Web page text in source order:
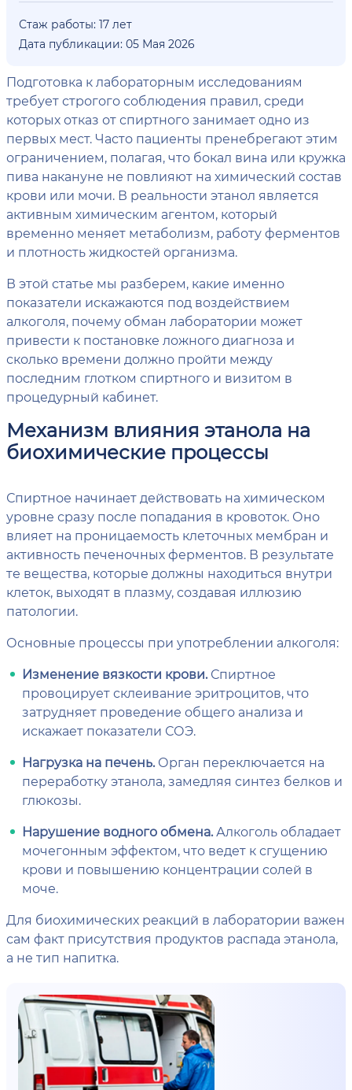
Стаж работы: 17 лет
Дата публикации: 05 Мая 2026
Подготовка к лабораторным исследованиям
требует строгого соблюдения правил, среди
которых отказ от спиртного занимает одно из
первых мест. Часто пациенты пренебрегают этим
ограничением, полагая, что бокал вина или кружка
пива накануне не повлияют на химический состав
крови или мочи. В реальности этанол является
активным химическим агентом, который
временно меняет метаболизм, работу ферментов
и плотность жидкостей организма.
В этой статье мы разберем, какие именно
показатели искажаются под воздействием
алкоголя, почему обман лаборатории может
привести к постановке ложного диагноза и
сколько времени должно пройти между
последним глотком спиртного и визитом в
процедурный кабинет.
Механизм влияния этанола на
биохимические процессы
Спиртное начинает действовать на химическом
уровне сразу после попадания в кровоток. Оно
влияет на проницаемость клеточных мембран и
активность печеночных ферментов. В результате
те вещества, которые должны находиться внутри
клеток, выходят в плазму, создавая иллюзию
патологии.
Основные процессы при употреблении алкоголя:
Изменение вязкости крови.Спиртное
провоцирует склеивание эритроцитов, что
затрудняет проведение общего анализа и
искажает показатели СОЭ.
Нагрузка на печень.Орган переключается на
переработку этанола, замедляя синтез белков и
глюкозы.
Нарушение водного обмена.Алкоголь обладает
мочегонным эффектом, что ведет к сгущению
крови и повышению концентрации солей в
моче.
Для биохимических реакций в лаборатории важен
сам факт присутствия продуктов распада этанола,
а не тип напитка.